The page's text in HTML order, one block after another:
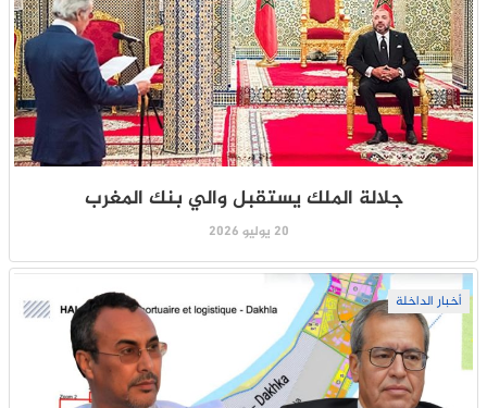
جلالة الملك يستقبل والي بنك المغرب
20 يوليو 2026
أخبار الداخلة